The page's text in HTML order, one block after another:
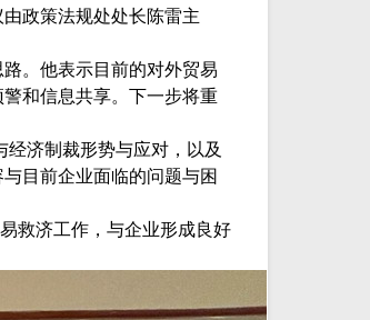
政策法规处处长陈雷主
。他表示目前的对外贸易
和信息共享。下一步将重
经济制裁形势与应对，以及
目前企业面临的问题与困
救济工作，与企业形成良好